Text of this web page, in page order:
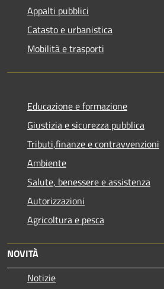
Appalti pubblici
Catasto e urbanistica
Mobilità e trasporti
Educazione e formazione
Giustizia e sicurezza pubblica
Tributi,finanze e contravvenzioni
Ambiente
Salute, benessere e assistenza
Autorizzazioni
Agricoltura e pesca
NOVITÀ
Notizie